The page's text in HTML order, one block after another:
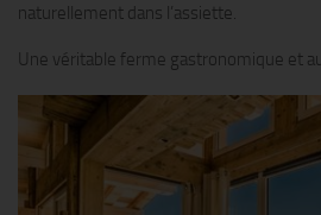
naturellement dans l’assiette.
Une véritable ferme gastronomique et